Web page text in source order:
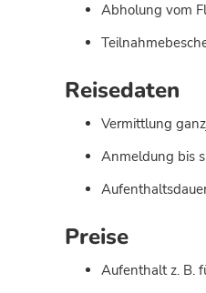
Abholung vom
Reisedaten
Vermittlung
Anmeldung bis
Preise
Aufenthalt z. B.